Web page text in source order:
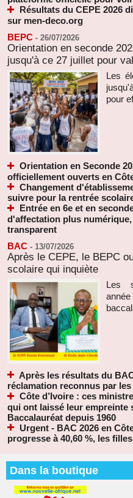
Résultats du CEPE 2026
sur men-deco.org
BEPC - 26/07/2026
Orientation en seconde
jusqu'à ce 27 juillet pour
Les
pour
Orientation en Seconde
officiellement ouverts en
Changement
suivre pour la rentrée
Entrée en 6e et en
d'affectation plus
transparent
BAC - 13/07/2026
Après le CEPE, le BEPC
scolaire qui inquiète
Les
Après les résultats du
réclamation reconnus par
Côte d’Ivoire : ces
qui ont laissé leur empreinte
Baccalauréat depuis 1960
Urgent - BAC 2026 en
progresse à 40,60 %, les
Dans la boutique